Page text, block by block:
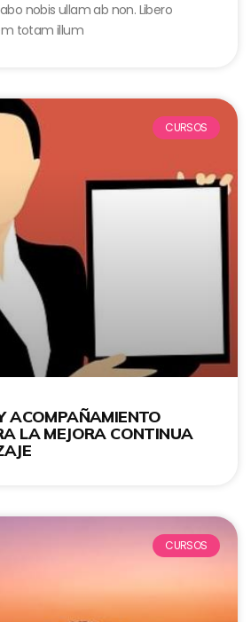
nobis ullam ab non. Libero
totam illum
CURSOS
ACOMPAÑAMIENTO
LA MEJORA CONTINUA
CURSOS